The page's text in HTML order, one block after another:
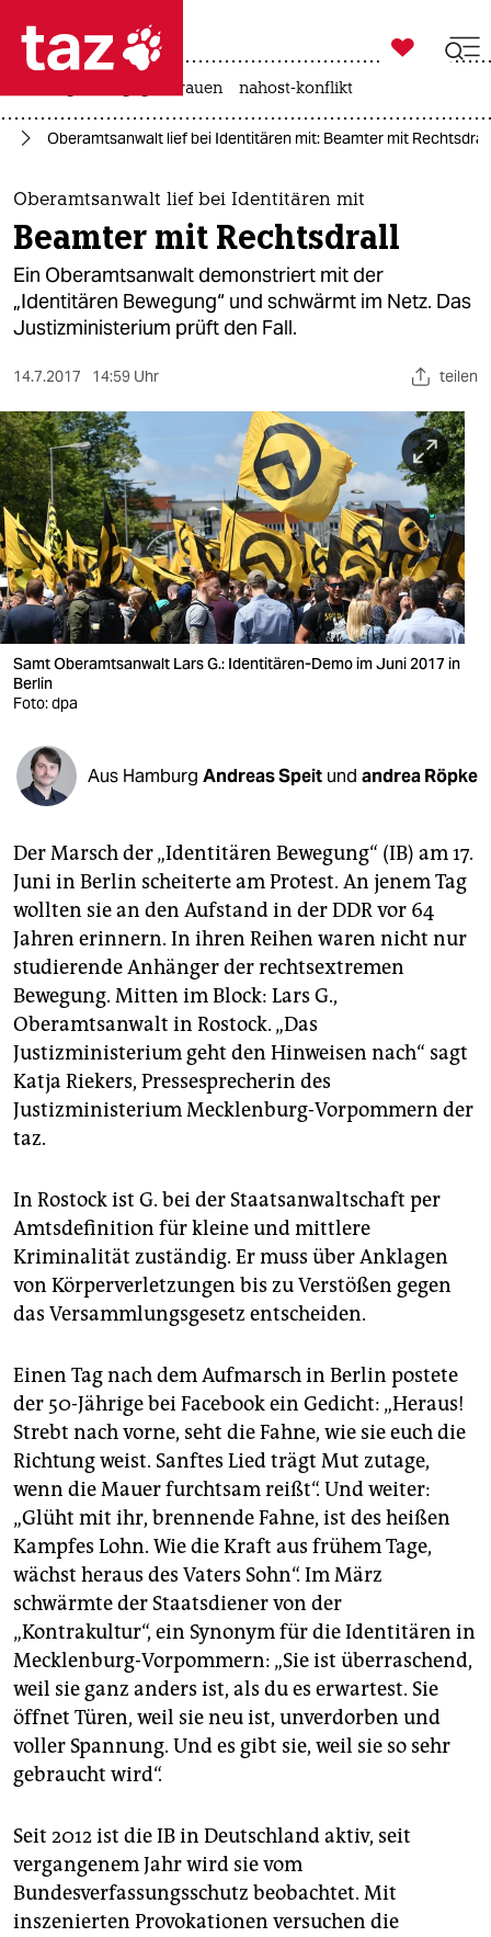
 taz zahl ich
taz zahl ich
themen
politik
öko
sport
berlin
nord
wahrheit
verlag
verlag
shop
fragen & hilfe
unterstützen
abo
genossenschaft
epaper login

taz zahl ich
gewalt gegen frauen nahost-konflikt
Oberamtsanwalt lief bei Identitären mit: Beamter mit Rechtsdrall
Oberamtsanwalt lief bei Identitären mit
Beamter mit Rechtsdrall
Ein Oberamtsanwalt demonstriert mit der
„Identitären Bewegung“ und schwärmt im Netz. Das
Justizministerium prüft den Fall.
14.7.2017 14:59 Uhr teilen
Samt Oberamtsanwalt Lars G.: Identitären-Demo im Juni 2017 in
Berlin
Foto: dpa
Aus Hamburg Andreas Speit und andrea Röpke
Der Marsch der „Identitären Bewegung“ (IB) am 17.
Juni in Berlin scheiterte am Protest. An jenem Tag
wollten sie an den Aufstand in der DDR vor 64
Jahren erinnern. In ihren Reihen waren nicht nur
studierende Anhänger der rechtsextremen
Bewegung. Mitten im Block: Lars G.,
Oberamtsanwalt in Rostock. „Das
Justizministerium geht den Hinweisen nach“ sagt
Katja Riekers, Pressesprecherin des
Justizministerium Mecklenburg-Vorpommern der
taz.
In Rostock ist G. bei der Staatsanwaltschaft per
Amtsdefinition für kleine und mittlere
Kriminalität zuständig. Er muss über Anklagen
von Körperverletzungen bis zu Verstößen gegen
das Versammlungsgesetz entscheiden.
Einen Tag nach dem Aufmarsch in Berlin postete
der 50-Jährige bei Facebook ein Gedicht: „Heraus!
Strebt nach vorne, seht die Fahne, wie sie euch die
Richtung weist. Sanftes Lied trägt Mut zutage,
wenn die Mauer furchtsam reißt“. Und weiter:
„Glüht mit ihr, brennende Fahne, ist des heißen
Kampfes Lohn. Wie die Kraft aus frühem Tage,
wächst heraus des Vaters Sohn“. Im März
schwärmte der Staatsdiener von der
„Kontrakultur“, ein Synonym für die Identitären in
Mecklenburg-Vorpommern: „Sie ist überraschend,
weil sie ganz anders ist, als du es erwartest. Sie
öffnet Türen, weil sie neu ist, unverdorben und
voller Spannung. Und es gibt sie, weil sie so sehr
gebraucht wird“.
Seit 2012 ist die IB in Deutschland aktiv, seit
vergangenem Jahr wird sie vom
Bundesverfassungsschutz beobachtet. Mit
inszenierten Provokationen versuchen die